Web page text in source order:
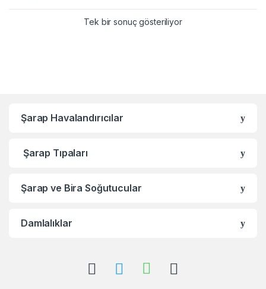
Tek bir sonuç gösteriliyor
Şarap Havalandırıcılar
Şarap Tıpaları
Şarap ve Bira Soğutucular
Damlalıklar